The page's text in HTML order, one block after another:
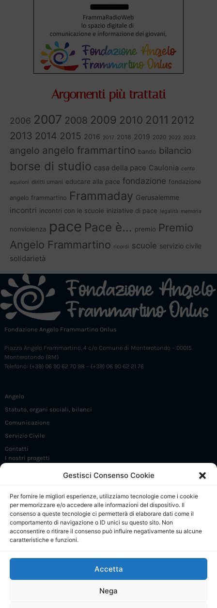
Gestisci Consenso Cookie
Per fornire le migliori esperienze, utilizziamo tecnologie come i cookie
per memorizzare e/o accedere alle informazioni del dispositivo. Il
consenso a queste tecnologie ci permetterà di elaborare dati come il
comportamento di navigazione o ID unici su questo sito. Non
acconsentire o ritirare il consenso può influire negativamente su alcune
caratteristiche e funzioni.
Accetta
Nega
Argomenti più trattati
2006 2007 2008 2009 2010 2011 2012
2013 2014 2015 2016 2017 2018 2019 2020 2022 2023
angelo angelo frammartino bando bilancio
borse di studio casa della pace Caulonia cento
aquiloni diritti umani educare alla pace fondazione fondazione
angelo frammartino Frammaday Gerusalemme
incontri incontri con le scuole iniziative di pace legalità memoria
nonviolenza pace Pace è... premio Premio
Angelo Frammartino ricordi scuole servizio civile
solidarietà
Fondazione Angelo Frammartino Onlus
Piazza Angelo Frammartino, 4 c/o Comune di Monterotondo – 00015
Monterotondo (RM)
Telefono: (+39) 06 90 62 70 98 – (+39) 06 90 62 21 76
Angelo
Statuto, organi sociali, bilanci
Comunicazione
Servizio Civile
Contatti
I nostri progetti
Premio Angelo Frammartino
Sostieni 5 X 1000
CdP: Presentazione
CdP: Regolamento e Comitato di gestione
CdP: Collabora e contatti